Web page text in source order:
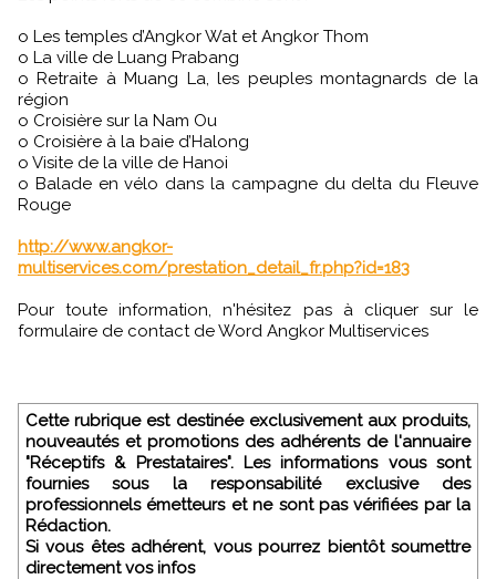
o Les temples d’Angkor Wat et Angkor Thom
o La ville de Luang Prabang
o Retraite à Muang La, les peuples montagnards de la
région
o Croisière sur la Nam Ou
o Croisière à la baie d’Halong
o Visite de la ville de Hanoi
o Balade en vélo dans la campagne du delta du Fleuve
Rouge
http://www.angkor-
multiservices.com/prestation_detail_fr.php?id=183
Pour toute information, n'hésitez pas à cliquer sur le
formulaire de contact de Word Angkor Multiservices
Cette rubrique est destinée exclusivement aux produits,
nouveautés et promotions des adhérents de l'annuaire
"Réceptifs & Prestataires". Les informations vous sont
fournies sous la responsabilité exclusive des
professionnels émetteurs et ne sont pas vérifiées par la
Rédaction.
Si vous êtes adhérent, vous pourrez bientôt soumettre
directement vos infos